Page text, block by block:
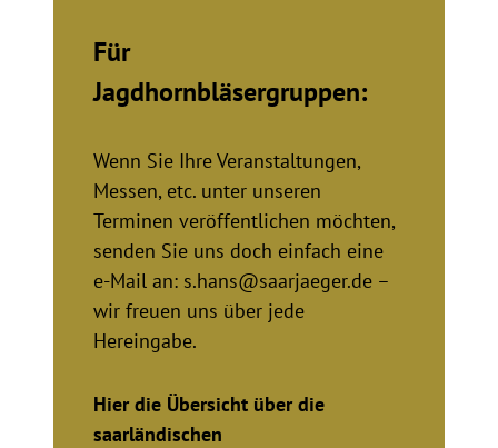
Für
Jagdhornbläsergruppen:
Wenn Sie Ihre Veranstaltungen,
Messen, etc. unter unseren
Terminen veröffentlichen möchten,
senden Sie uns doch einfach eine
e-Mail an: s.hans@saarjaeger.de –
wir freuen uns über jede
Hereingabe.
Hier die Übersicht über die
saarländischen